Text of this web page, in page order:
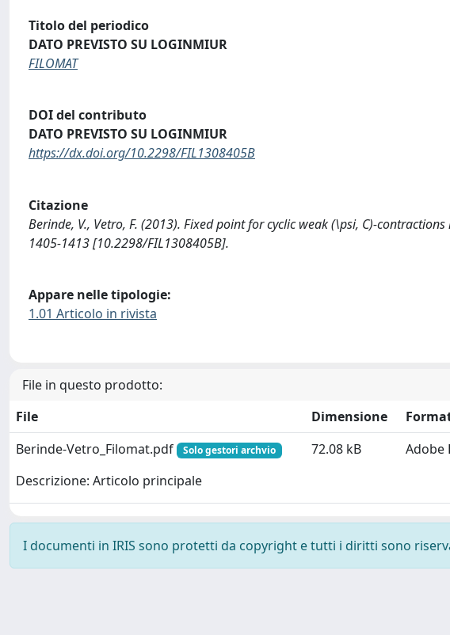
Titolo del periodico
DATO PREVISTO SU LOGINMIUR
FILOMAT
DOI del contributo
DATO PREVISTO SU LOGINMIUR
https://dx.doi.org/10.2298/FIL1308405B
Citazione
Berinde, V., Vetro, F. (2013). Fixed point for cyclic weak (\psi, C)-
1405-1413 [10.2298/FIL1308405B].
Appare nelle tipologie:
1.01 Articolo in rivista
File in questo prodotto:
File
Dimensione
Berinde-Vetro_Filomat.pdf
Solo gestori archvio
Descrizione: Articolo principale
72.08 kB Adobe
I documenti in IRIS sono protetti da copyright e tutti i diritti sono